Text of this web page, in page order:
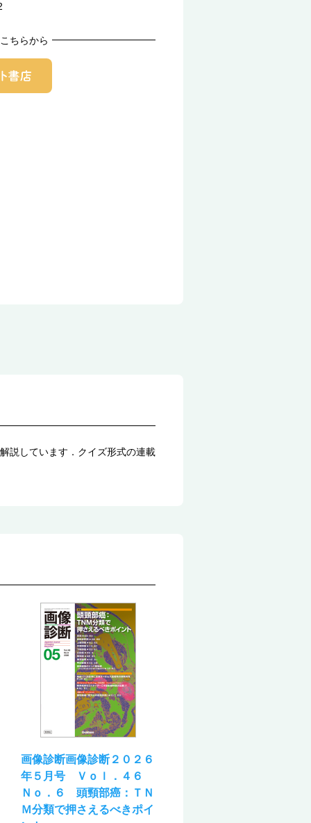
ちらから
説しています．クイズ形式の連載
画像診断画像診断２０２６
年５月号 Ｖｏｌ．４６
Ｎｏ．６ 頭頸部癌：ＴＮ
Ｍ分類で押さえるべきポイ